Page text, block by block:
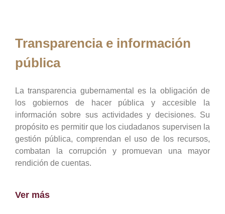
Transparencia e información
pública
La transparencia gubernamental es la obligación de
los gobiernos de hacer pública y accesible la
información sobre sus actividades y decisiones. Su
propósito es permitir que los ciudadanos supervisen la
gestión pública, comprendan el uso de los recursos,
combatan la corrupción y promuevan una mayor
rendición de cuentas.
Ver más